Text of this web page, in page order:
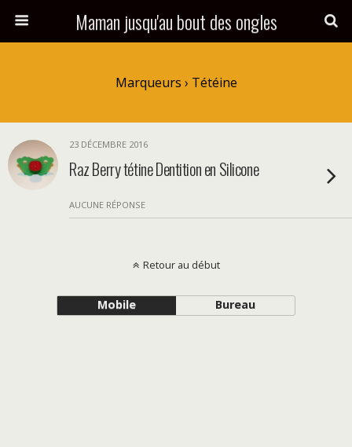
Maman jusqu'au bout des ongles
Marqueurs › Tétéine
23 DÉCEMBRE 2016
Raz Berry tétine Dentition en Silicone
AUCUNE RÉPONSE
Retour au début
Mobile Bureau